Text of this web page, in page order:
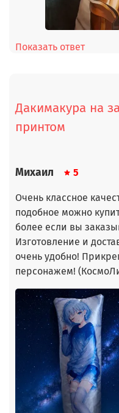
Показать ответ
Дакимакура на
принтом
Михаил 5
Очень классное
подобное можно
более если вы
Изготовление и
очень удобно!
персонажем!